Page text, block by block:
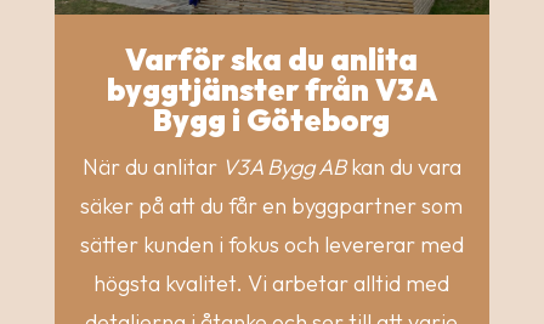
Varför ska du anlita
byggtjänster från V3A
Bygg i Göteborg
När du anlitar V3A Bygg ABkan du vara
säker på att du får en byggpartner som
sätter kunden i fokus och levererar med
högsta kvalitet. Vi arbetar alltid med